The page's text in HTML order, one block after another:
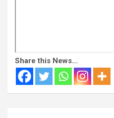
Share this News...